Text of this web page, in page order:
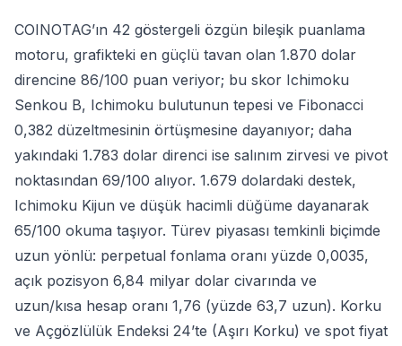
COINOTAG’ın 42 göstergeli özgün bileşik puanlama
motoru, grafikteki en güçlü tavan olan 1.870 dolar
direncine 86/100 puan veriyor; bu skor Ichimoku
Senkou B, Ichimoku bulutunun tepesi ve Fibonacci
0,382 düzeltmesinin örtüşmesine dayanıyor; daha
yakındaki 1.783 dolar direnci ise salınım zirvesi ve pivot
noktasından 69/100 alıyor. 1.679 dolardaki destek,
Ichimoku Kijun ve düşük hacimli düğüme dayanarak
65/100 okuma taşıyor. Türev piyasası temkinli biçimde
uzun yönlü: perpetual fonlama oranı yüzde 0,0035,
açık pozisyon 6,84 milyar dolar civarında ve
uzun/kısa hesap oranı 1,76 (yüzde 63,7 uzun). Korku
ve Açgözlülük Endeksi 24’te (Aşırı Korku) ve spot fiyat